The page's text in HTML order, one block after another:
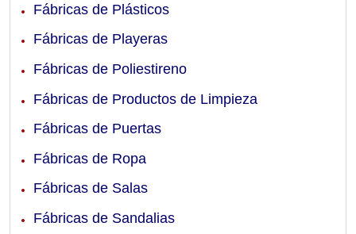
Fábricas de Plásticos
Fábricas de Playeras
Fábricas de Poliestireno
Fábricas de Productos de Limpieza
Fábricas de Puertas
Fábricas de Ropa
Fábricas de Salas
Fábricas de Sandalias